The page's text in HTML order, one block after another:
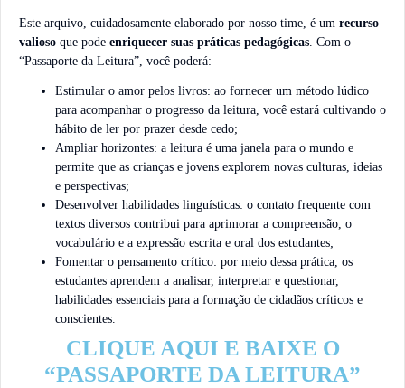
Este arquivo, cuidadosamente elaborado por nosso time, é um recurso
valioso que pode enriquecer suas práticas pedagógicas . Com o
“Passaporte da Leitura”, você poderá:
Estimular o amor pelos livros: ao fornecer um método lúdico
para acompanhar o progresso da leitura, você estará cultivando o
hábito de ler por prazer desde cedo;
Ampliar horizontes: a leitura é uma janela para o mundo e
permite que as crianças e jovens explorem novas culturas, ideias
e perspectivas;
Desenvolver habilidades linguísticas: o contato frequente com
textos diversos contribui para aprimorar a compreensão, o
vocabulário e a expressão escrita e oral dos estudantes;
Fomentar o pensamento crítico: por meio dessa prática, os
estudantes aprendem a analisar, interpretar e questionar,
habilidades essenciais para a formação de cidadãos críticos e
conscientes.
CLIQUE AQUI E BAIXE O
“PASSAPORTE DA LEITURA”